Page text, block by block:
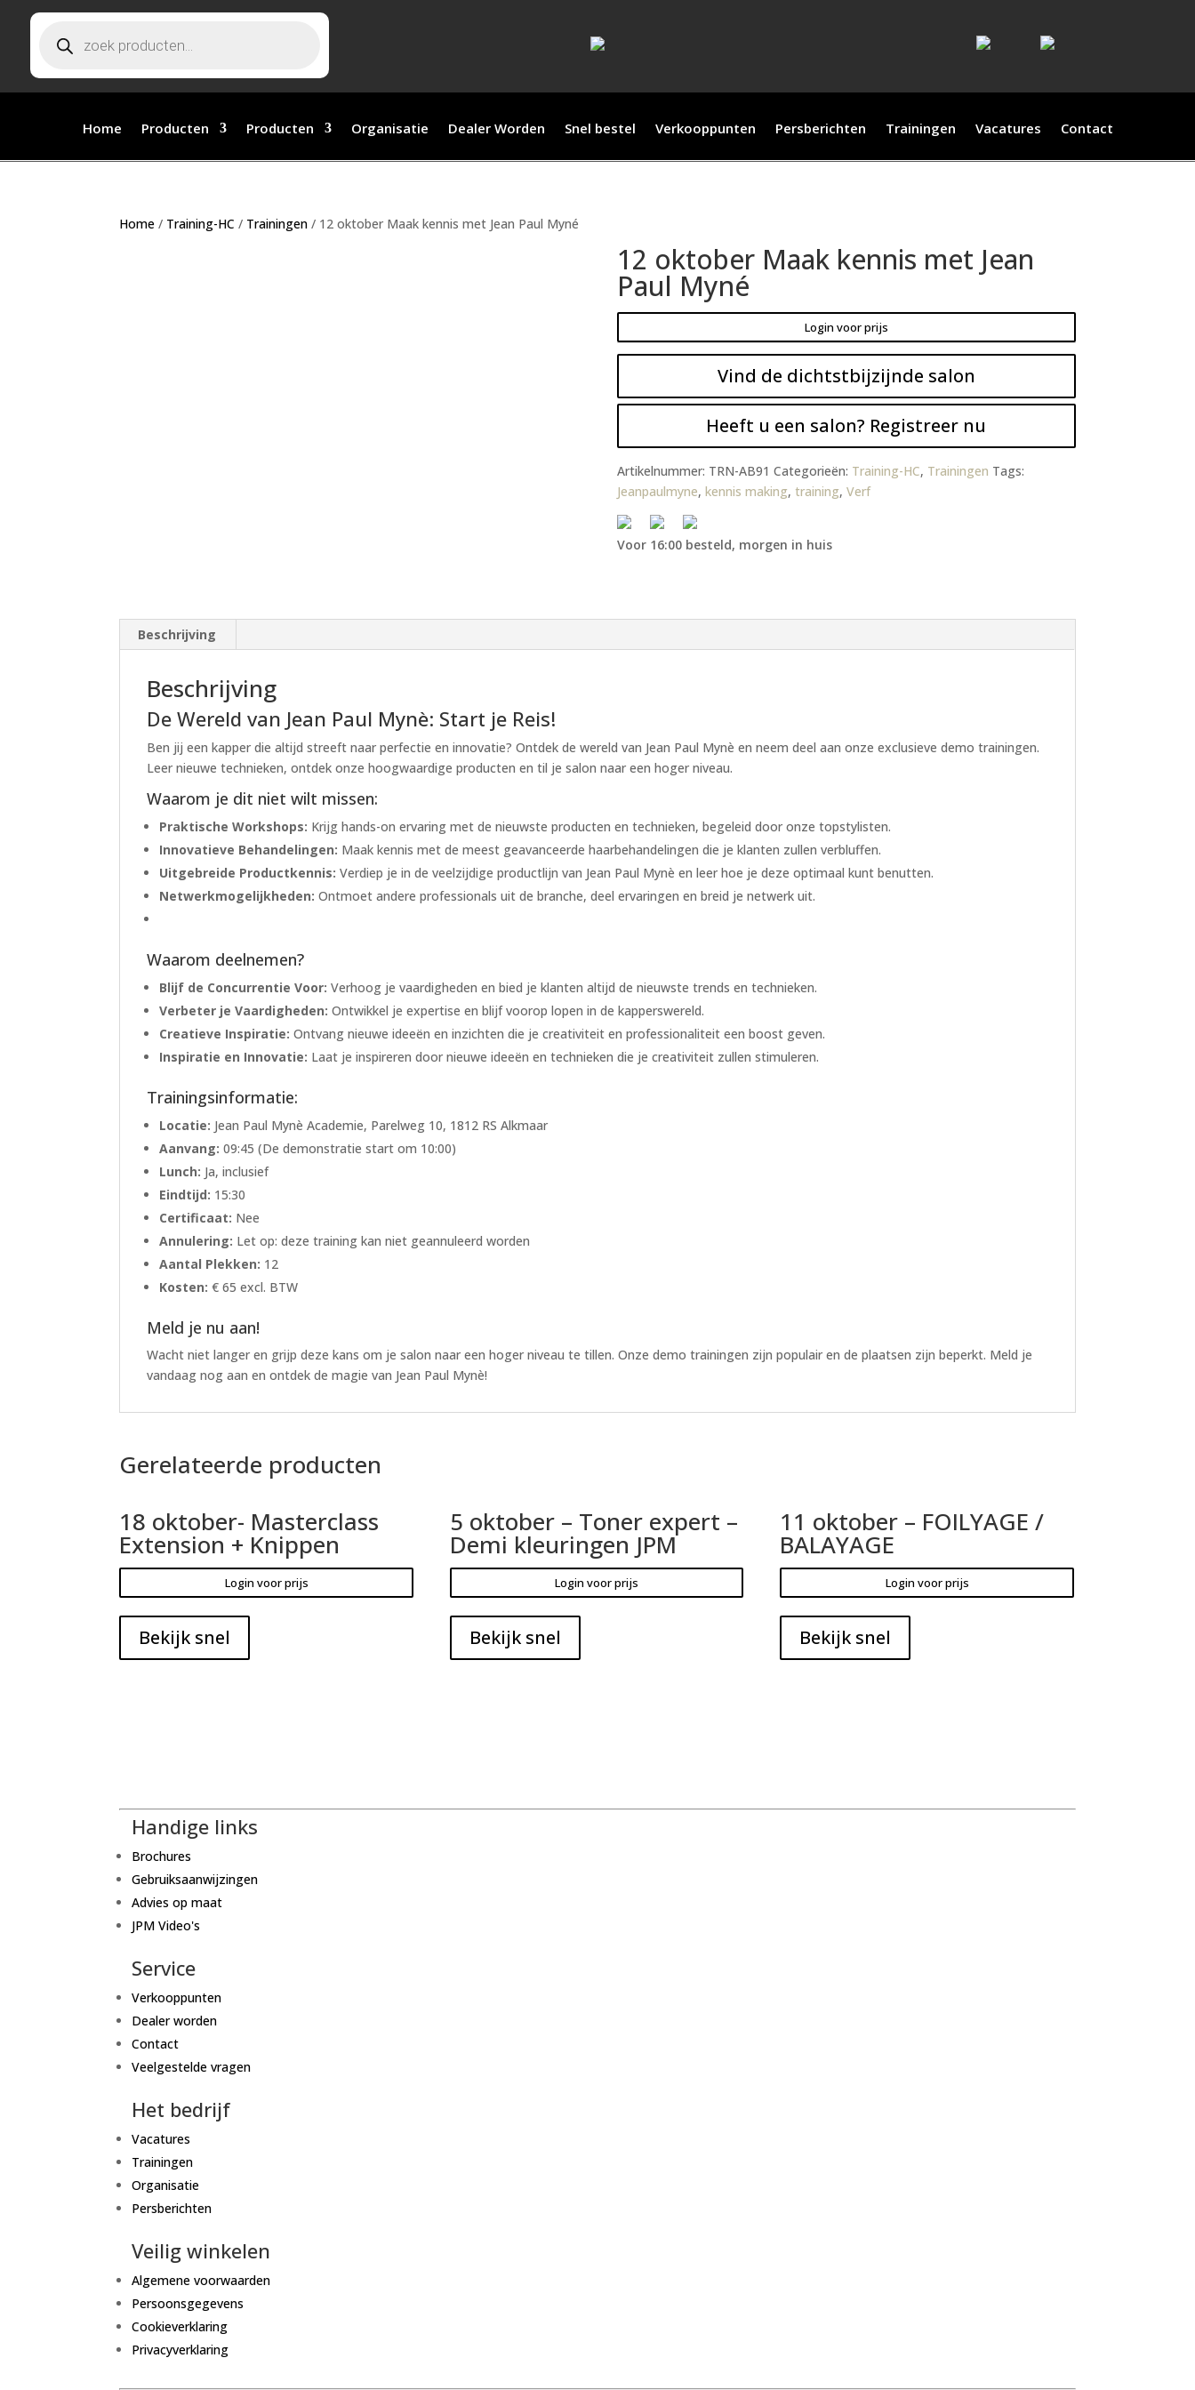
Home Producten Producten Organisatie Dealer Worden Snel bestel Verkooppunten Persberichten Trainingen Vacatures Contact
Home / Training-HC / Trainingen / 12 oktober Maak kennis met Jean Paul Myné
12 oktober Maak kennis met Jean
Paul Myné
Login voor prijs
Vind de dichtstbijzijnde salon
Heeft u een salon? Registreer nu
Artikelnummer: TRN-AB91 Categorieën: Training-HC, Trainingen Tags:
Jeanpaulmyne, kennis making, training, Verf
Voor 16:00 besteld, morgen in huis
Beschrijving
Beschrijving
De Wereld van Jean Paul Mynè: Start je Reis!
Ben jij een kapper die altijd streeft naar perfectie en innovatie? Ontdek de wereld van Jean Paul Mynè en neem deel aan onze exclusieve demo trainingen.
Leer nieuwe technieken, ontdek onze hoogwaardige producten en til je salon naar een hoger niveau.
Waarom je dit niet wilt missen:
Praktische Workshops: Krijg hands-on ervaring met de nieuwste producten en technieken, begeleid door onze topstylisten.
Innovatieve Behandelingen: Maak kennis met de meest geavanceerde haarbehandelingen die je klanten zullen verbluffen.
Uitgebreide Productkennis: Verdiep je in de veelzijdige productlijn van Jean Paul Mynè en leer hoe je deze optimaal kunt benutten.
Netwerkmogelijkheden: Ontmoet andere professionals uit de branche, deel ervaringen en breid je netwerk uit.
Waarom deelnemen?
Blijf de Concurrentie Voor: Verhoog je vaardigheden en bied je klanten altijd de nieuwste trends en technieken.
Verbeter je Vaardigheden: Ontwikkel je expertise en blijf voorop lopen in de kapperswereld.
Creatieve Inspiratie: Ontvang nieuwe ideeën en inzichten die je creativiteit en professionaliteit een boost geven.
Inspiratie en Innovatie: Laat je inspireren door nieuwe ideeën en technieken die je creativiteit zullen stimuleren.
Trainingsinformatie:
Locatie: Jean Paul Mynè Academie, Parelweg 10, 1812 RS Alkmaar
Aanvang: 09:45 (De demonstratie start om 10:00)
Lunch: Ja, inclusief
Eindtijd: 15:30
Certificaat: Nee
Annulering: Let op: deze training kan niet geannuleerd worden
Aantal Plekken: 12
Kosten: € 65 excl. BTW
Meld je nu aan!
Wacht niet langer en grijp deze kans om je salon naar een hoger niveau te tillen. Onze demo trainingen zijn populair en de plaatsen zijn beperkt. Meld je
vandaag nog aan en ontdek de magie van Jean Paul Mynè!
Gerelateerde producten
18 oktober- Masterclass
Extension + Knippen
Login voor prijs
Bekijk snel
5 oktober – Toner expert –
Demi kleuringen JPM
Login voor prijs
Bekijk snel
11 oktober – FOILYAGE /
BALAYAGE
Login voor prijs
Bekijk snel
Handige links
Brochures
Gebruiksaanwijzingen
Advies op maat
JPM Video's
Service
Verkooppunten
Dealer worden
Contact
Veelgestelde vragen
Het bedrijf
Vacatures
Trainingen
Organisatie
Persberichten
Veilig winkelen
Algemene voorwaarden
Persoonsgegevens
Cookieverklaring
Privacyverklaring